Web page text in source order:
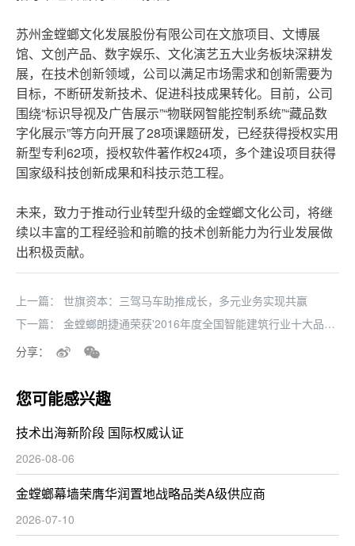
苏州金螳螂文化发展股份有限公司在文旅项目、文博展
馆、文创产品、数字娱乐、文化演艺五大业务板块深耕发
展，在技术创新领域，公司以满足市场需求和创新需要为
目标，不断研发新技术、促进科技成果转化。目前，公司
围绕“标识导视及广告展示”“物联网智能控制系统”“藏品数
字化展示”等方向开展了28项课题研发，已经获得授权实用
新型专利62项，授权软件著作权24项，多个建设项目获得
国家级科技创新成果和科技示范工程。
未来，致力于推动行业转型升级的金螳螂文化公司，将继
续以丰富的工程经验和前瞻的技术创新能力为行业发展做
出积极贡献。
上一篇：
世旗资本：三驾马车助推成长，多元业务实现共赢
下一篇：
金螳螂朗捷通荣获'2016年度全国智能建筑行业十大品
分享：
您可能感兴趣
技术出海新阶段 国际权威认证
2026-08-06
金螳螂幕墙荣膺华润置地战略品类A级供应商
2026-07-10